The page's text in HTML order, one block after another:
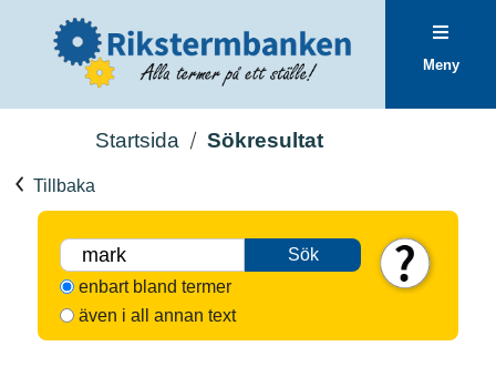
Meny
Startsida Sökresultat
Tillbaka
Sök
enbart bland termer
även i all annan text